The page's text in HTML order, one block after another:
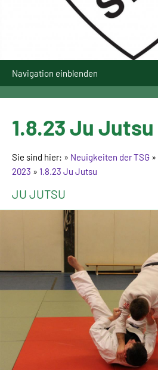
Navigation einblenden
1.8.23 Ju Jutsu
Sie sind hier: » Neuigkeiten der TSG »
2023 » 1.8.23 Ju Jutsu
JU JUTSU